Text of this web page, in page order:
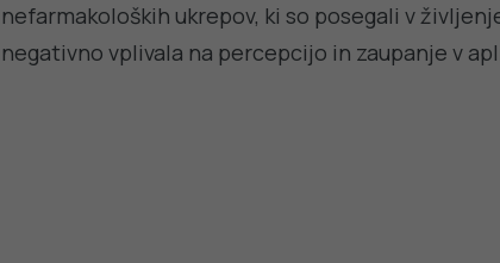
nefarmakoloških ukrepov, ki so posegali v
negativno vplivala na percepcijo in zaupanje v